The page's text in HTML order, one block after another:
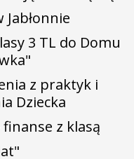
Jabłonnie
3 TL do Domu
z praktyk i
Dziecka
z klasą